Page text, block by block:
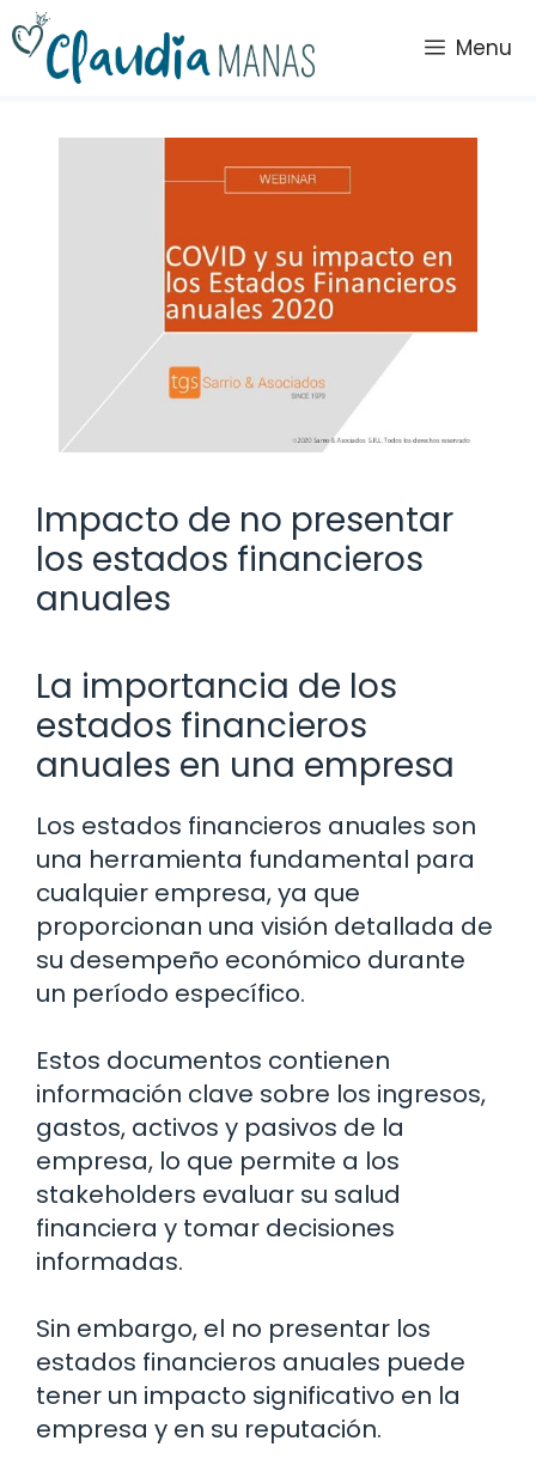
Saltar
al
contenido
Menu
Impacto de no presentar
los estados financieros
anuales
La importancia de los
estados financieros
anuales en una empresa
Los estados financieros anuales son
una herramienta fundamental para
cualquier empresa, ya que
proporcionan una visión detallada de
su desempeño económico durante
un período específico.
Estos documentos contienen
información clave sobre los ingresos,
gastos, activos y pasivos de la
empresa, lo que permite a los
stakeholders evaluar su salud
financiera y tomar decisiones
informadas.
Sin embargo, el no presentar los
estados financieros anuales puede
tener un impacto significativo en la
empresa y en su reputación.